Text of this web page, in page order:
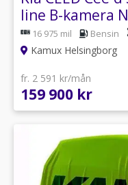
line B-kamera
16 975 mil Bensin
Kamux Helsingborg
fr. 2 591 kr/mån
159 900 kr